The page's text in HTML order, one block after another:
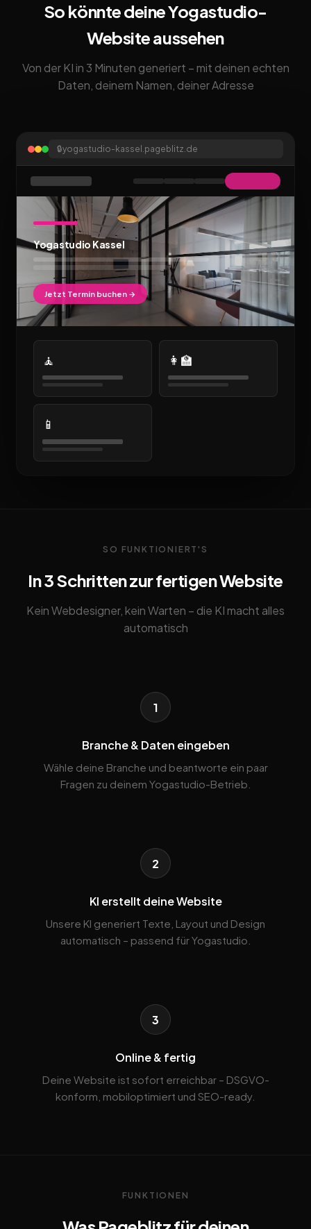
So könnte deine Yogastudio-
Website aussehen
Von der KI in 3 Minuten generiert – mit deinen echten
Daten, deinem Namen, deiner Adresse
🔒yogastudio-kassel.pageblitz.de
Yogastudio Kassel
Jetzt Termin buchen →
🧘 👩‍🏫
📱
SO FUNKTIONIERT'S
In 3 Schritten zur fertigen Website
Kein Webdesigner, kein Warten – die KI macht alles
automatisch
1
Branche & Daten eingeben
Wähle deine Branche und beantworte ein paar
Fragen zu deinem Yogastudio-Betrieb.
2
KI erstellt deine Website
Unsere KI generiert Texte, Layout und Design
automatisch – passend für Yogastudio.
3
Online & fertig
Deine Website ist sofort erreichbar – DSGVO-
konform, mobiloptimiert und SEO-ready.
FUNKTIONEN